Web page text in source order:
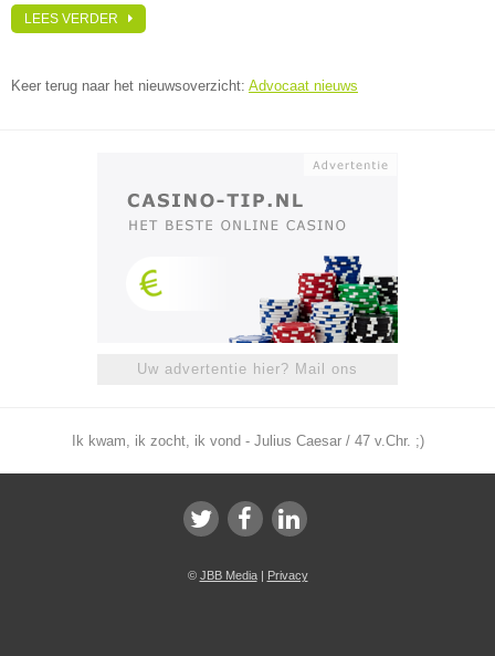
LEES VERDER
Keer terug naar het nieuwsoverzicht: Advocaat nieuws
Uw advertentie hier? Mail ons
Ik kwam, ik zocht, ik vond - Julius Caesar / 47 v.Chr. ;)
© JBB Media| Privacy